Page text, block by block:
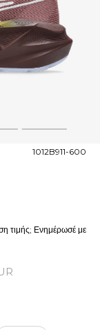
5
1012B911-600
τιμής; Ενημέρωσέ με